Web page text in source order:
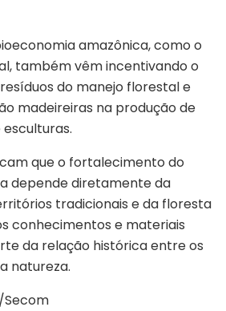
amazônica, como o
também vêm incentivando o
do manejo florestal e
madeireiras na produção de
esculturas.
que o fortalecimento do
depende diretamente da
tradicionais e da floresta
conhecimentos e materiais
da relação histórica entre os
natureza.
Secom